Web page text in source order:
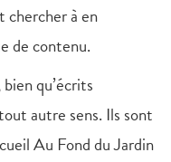
chercher à en
de contenu.
qu’écrits
autre sens. Ils sont
Au Fond du Jardin